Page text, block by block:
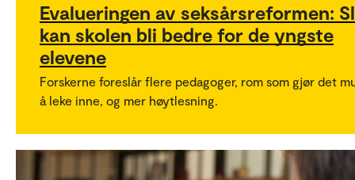
Evalueringen av seksårsreformen:
kan skolen bli bedre for de yngste
elevene
Forskerne foreslår flere pedagoger, rom som gjør det
å leke inne, og mer høytlesning.